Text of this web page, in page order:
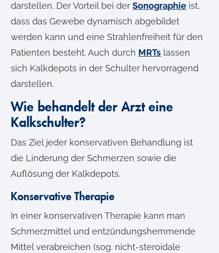
darstellen. Der Vorteil bei derSonographie ist,
dass das Gewebe dynamisch abgebildet
werden kann und eine Strahlenfreiheit für den
Patienten besteht. Auch durch MRTs lassen
sich Kalkdepots in der Schulter hervorragend
darstellen.
Wie behandelt der Arzt eine
Kalkschulter?
Das Ziel jeder konservativen Behandlung ist
die Linderung der Schmerzen sowie die
Auflösung der Kalkdepots.
Konservative Therapie
In einer konservativen Therapie kann man
Schmerzmittel und entzündungshemmende
Mittel verabreichen (sog. nicht-steroidale